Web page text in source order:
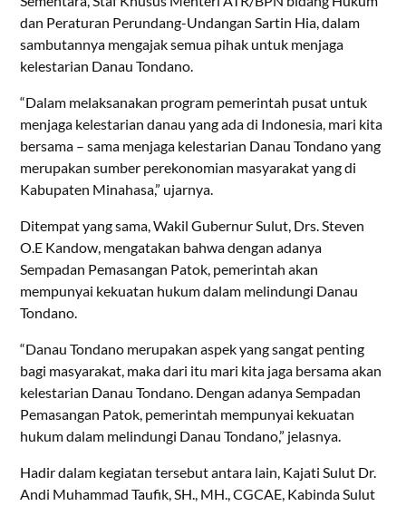
dan Peraturan Perundang-Undangan Sartin Hia, dalam
sambutannya mengajak semua pihak untuk menjaga
kelestarian Danau Tondano.
“Dalam melaksanakan program pemerintah pusat untuk
menjaga kelestarian danau yang ada di Indonesia, mari kita
bersama – sama menjaga kelestarian Danau Tondano yang
merupakan sumber perekonomian masyarakat yang di
Kabupaten Minahasa,” ujarnya.
Ditempat yang sama, Wakil Gubernur Sulut, Drs. Steven
O.E Kandow, mengatakan bahwa dengan adanya
Sempadan Pemasangan Patok, pemerintah akan
mempunyai kekuatan hukum dalam melindungi Danau
Tondano.
“Danau Tondano merupakan aspek yang sangat penting
bagi masyarakat, maka dari itu mari kita jaga bersama akan
kelestarian Danau Tondano. Dengan adanya Sempadan
Pemasangan Patok, pemerintah mempunyai kekuatan
hukum dalam melindungi Danau Tondano,” jelasnya.
Hadir dalam kegiatan tersebut antara lain, Kajati Sulut Dr.
Andi Muhammad Taufik, SH., MH., CGCAE, Kabinda Sulut